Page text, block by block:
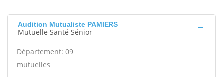
Audition Mutualiste PAMIERS
Mutuelle Santé Sénior
Département: 09
mutuelles